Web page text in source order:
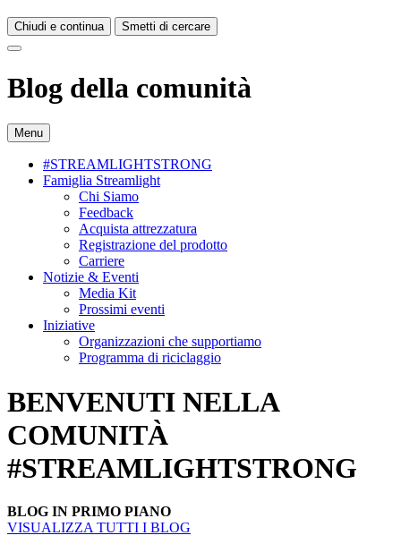
Chiudi e continua Smetti di cercare
Blog della comunità
Menu
#STREAMLIGHTSTRONG
Famiglia Streamlight
Chi Siamo
Feedback
Acquista attrezzatura
Registrazione del prodotto
Carriere
Notizie & Eventi
Media Kit
Prossimi eventi
Iniziative
Organizzazioni che supportiamo
Programma di riciclaggio
BENVENUTI NELLA
COMUNITÀ
#STREAMLIGHTSTRONG
BLOG IN PRIMO PIANO
VISUALIZZA TUTTI I BLOG